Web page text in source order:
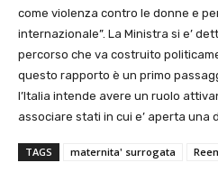
come violenza contro le donne e
internazionale”. La Ministra si e’
percorso che va costruito
questo rapporto è un primo
l’Italia intende avere un ruolo
associare stati in cui e’ aperta una
TAGS maternita' surrogata